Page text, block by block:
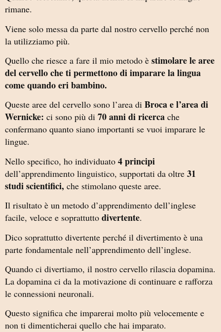
rimane.
Viene solo messa da parte dal nostro cervello perché non
la utilizziamo più.
Quello che riesce a fare il mio metodo è stimolare le aree
del cervello che ti permettono di imparare la lingua
come quando eri bambino.
Queste aree del cervello sono l’area di Broca e l’area di
Wernicke: ci sono più di 70 anni di ricerca che
confermano quanto siano importanti se vuoi imparare le
lingue.
Nello specifico, ho individuato 4 principi
dell’apprendimento linguistico, supportati da oltre 31
studi scientifici, che stimolano queste aree.
Il risultato è un metodo d’apprendimento dell’inglese
facile, veloce e soprattutto divertente.
Dico soprattutto divertente perché il divertimento è una
parte fondamentale nell’apprendimento dell’inglese.
Quando ci divertiamo, il nostro cervello rilascia dopamina.
La dopamina ci da la motivazione di continuare e rafforza
le connessioni neuronali.
Questo significa che imparerai molto più velocemente e
non ti dimenticherai quello che hai imparato.